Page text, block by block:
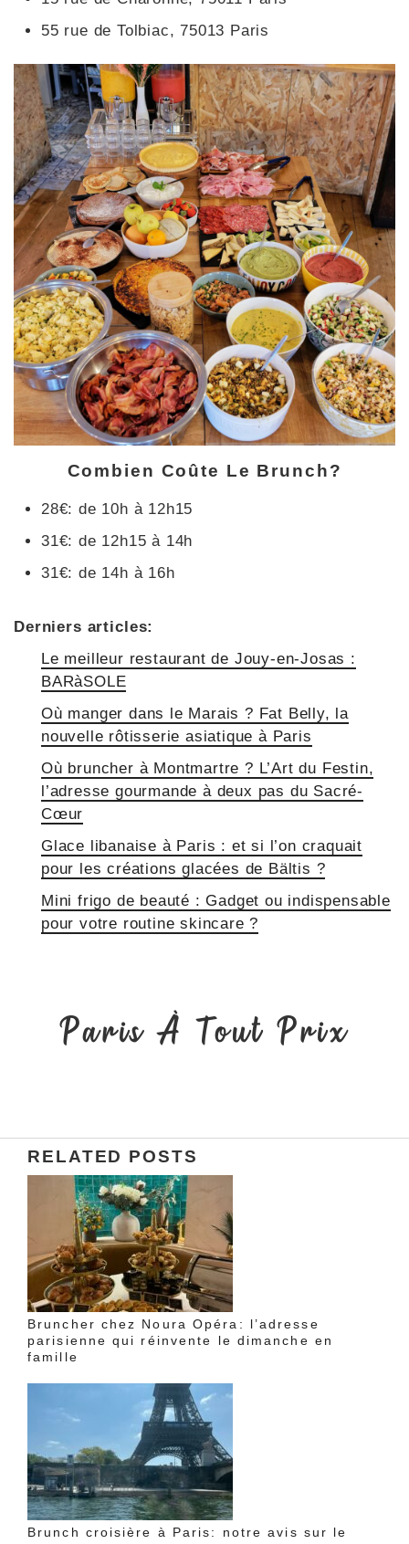
55 rue de Tolbiac, 75013 Paris
Combien Coûte Le Brunch?
28€: de 10h à 12h15
31€: de 12h15 à 14h
31€: de 14h à 16h
Derniers articles:
Le meilleur restaurant de Jouy-en-Josas :
BARàSOLE
Où manger dans le Marais ? Fat Belly, la
nouvelle rôtisserie asiatique à Paris
Où bruncher à Montmartre ? L’Art du Festin,
l’adresse gourmande à deux pas du Sacré-
Cœur
Glace libanaise à Paris : et si l’on craquait
pour les créations glacées de Bältis ?
Mini frigo de beauté : Gadget ou indispensable
pour votre routine skincare ?
Paris À Tout Prix
RELATED POSTS
Bruncher chez Noura Opéra: l’adresse
parisienne qui réinvente le dimanche en
famille
Brunch croisière à Paris: notre avis sur le